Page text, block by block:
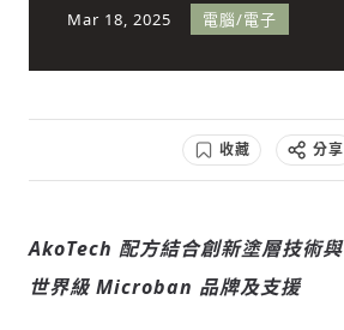
Mar 18, 2025 電腦/電子
收藏 分享
AkoTech 配方結合創新塗層技術與
世界級 Microban 品牌及支援